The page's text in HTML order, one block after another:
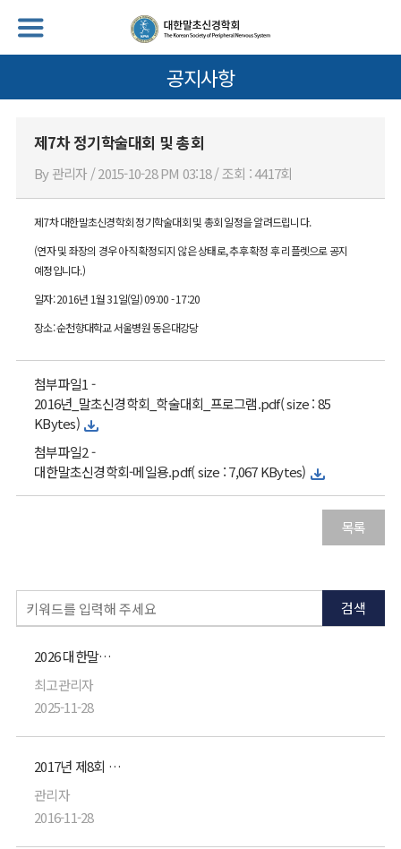
공지사항
제7차 정기학술대회 및 총회
By 관리자 / 2015-10-28 PM 03:18 / 조회 : 4417회
제7차 대한말초신경학회 정기학술대회 및 총회 일정을 알려드립니다.
(연자 및 좌장의 경우 아직 확정되지 않은 상태로, 추후 확정 후 리플렛으로 공지
예정입니다.)
일자: 2016년 1월 31일(일) 09:00 - 17:20
장소: 순천향대학교 서울병원 동은대강당
첨부파일1 -
2016년_말초신경학회_학술대회_프로그램.pdf( size : 85
KBytes)
첨부파일2 -
대한말초신경학회-메일용.pdf( size : 7,067 KBytes)
목록
검색
2026 대한말초신경학회 제17회 정기학술대회 (행사일: 1/18,일)
최고관리자
2025-11-28
2017년 제8회 대한말초신경학회 정기 학술대회
관리자
2016-11-28